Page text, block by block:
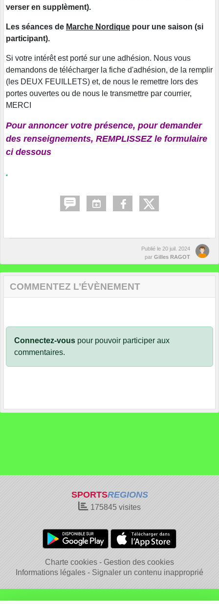
verser en supplèment).
Les séances de Marche Nordique pour une saison (si
participant).
Si votre intérêt est porté sur une adhésion. Nous vous
demandons de télécharger la fiche d'adhésion, de la remplir
(les DEUX FEUILLETS) et, de nous le remettre lors des
portes ouvertes ou de nous le transmettre par courrier,
MERCI
Pour annoncer votre présence, pour demander
des renseignements, REMPLISSEZ le formulaire
ci dessous
.
Publié le 20 juil. 2024
par Gilles RAGOT
COMMENTEZ L’ÉVÈNEMENT
Connectez-vous pour pouvoir participer aux
commentaires.
SPORTSREGIONS
175845 visites
Charte cookies
Gestion des cookies
Informations légales
Signaler un contenu inapproprié